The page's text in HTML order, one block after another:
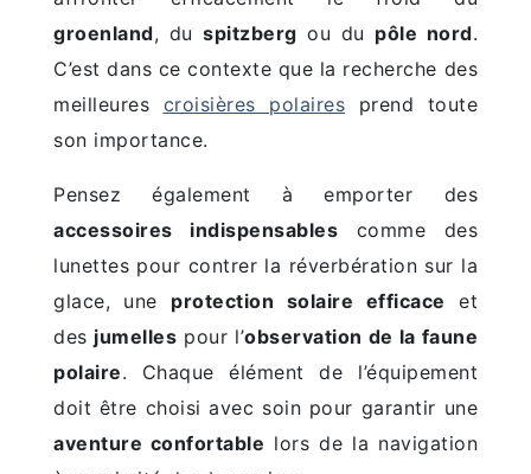
groenland, du spitzberg ou du pôle nord.
C’est dans ce contexte que la recherche des
meilleures croisières polaires prend toute
son importance.
Pensez également à emporter des
accessoires indispensables comme des
lunettes pour contrer la réverbération sur la
glace, une protection solaire efficace et
des jumelles pour l’observation de la faune
polaire. Chaque élément de l’équipement
doit être choisi avec soin pour garantir une
aventure confortable lors de la navigation